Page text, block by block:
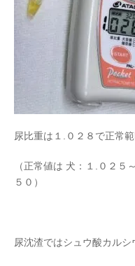
尿比重は１.０２８で正常範
（正常値は 犬：１.０２５
５０）
尿沈渣ではシュウ酸カルシ